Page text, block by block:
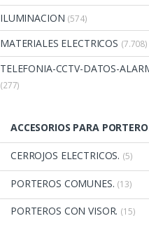
ILUMINACION (574)
MATERIALES ELECTRICOS (7.708)
TELEFONIA-CCTV-DATOS-
(277)
ACCESORIOS PARA
CERROJOS ELECTRICOS. (5)
PORTEROS COMUNES. (13)
PORTEROS CON VISOR. (15)